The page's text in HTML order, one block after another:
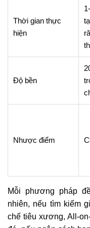
Thời gian thực
hiện
Độ bền
Nhược điểm
Mỗi phương pháp
nhiên, nếu tìm kiếm
chế tiêu xương, All-